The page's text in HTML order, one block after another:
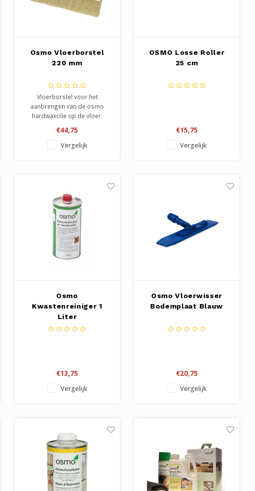
Osmo Vloerborstel
220 mm
Vloerborstel voor het
aanbrengen van de osmo
hardwaxolie op de vloer.
€44,75
Vergelijk
OSMO Losse Roller
25 cm
€15,75
Vergelijk
Osmo
Kwastenreiniger 1
Liter
€13,75
Vergelijk
Osmo Vloerwisser
Bodemplaat Blauw
€20,75
Vergelijk